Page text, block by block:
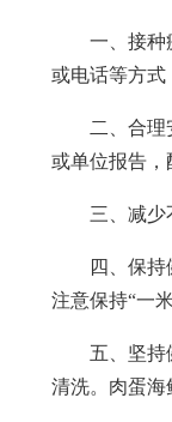
一、接种
或电话等方式
二、合
或单位报告，
三、减少
四、保
注意保持“一
五、坚持
清洗。肉蛋海